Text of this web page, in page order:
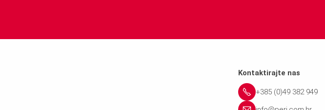
Kontaktirajte nas
+385 (0)49 382 949